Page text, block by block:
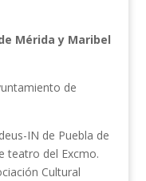
Mérida y Maribel
de
IN de Puebla de
teatro del Excmo.
Cultural